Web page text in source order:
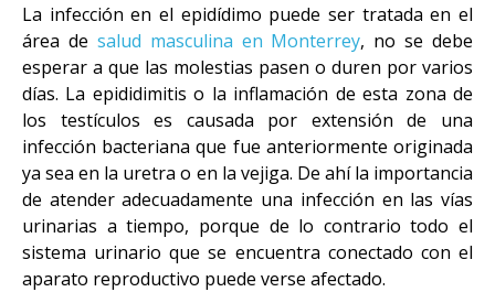
La infección en el epidídimo puede ser tratada en el
área de salud masculina en Monterrey, no se debe
esperar a que las molestias pasen o duren por varios
días. La epididimitis o la inflamación de esta zona de
los testículos es causada por extensión de una
infección bacteriana que fue anteriormente originada
ya sea en la uretra o en la vejiga. De ahí la importancia
de atender adecuadamente una infección en las vías
urinarias a tiempo, porque de lo contrario todo el
sistema urinario que se encuentra conectado con el
aparato reproductivo puede verse afectado.